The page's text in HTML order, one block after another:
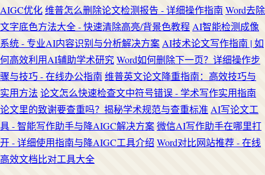
AIGC优化维普怎么删除论文检测报告 - 详细操作指南 Word去除
文字底色方法大全 - 快速清除高亮/背景色教程 AI智能检测成像
系统 - 专业AI内容识别与分析解决方案 AI技术论文写作指南 | 如
何高效利用AI辅助学术研究Word如何删除下一页？详细操作步
骤与技巧 - 在线办公指南 维普英文论文降重指南：高效技巧与
实用方法 论文怎么快速检查文中符号错误 - 学术写作实用指南
论文里的致谢要查重吗？揭秘学术规范与查重标准 AI写论文工
具 - 智能写作助手与降AIGC解决方案微信AI写作助手在哪里打
开 - 详细使用指南与降AIGC工具介绍 Word对比网站推荐 - 在线
高效文档比对工具大全